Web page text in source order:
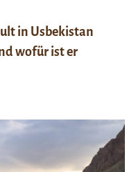
in Usbekistan
wofür ist er